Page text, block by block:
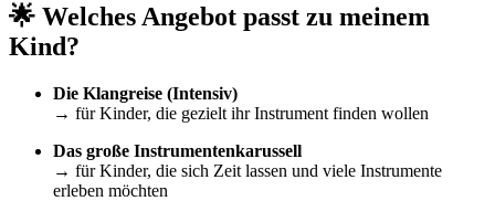
🌟 Welches Angebot passt zu meinem
Kind?
Die Klangreise (Intensiv)
→ für Kinder, die gezielt ihr Instrument finden wollen
Das große Instrumentenkarussell
→ für Kinder, die sich Zeit lassen und viele Instrumente
erleben möchten